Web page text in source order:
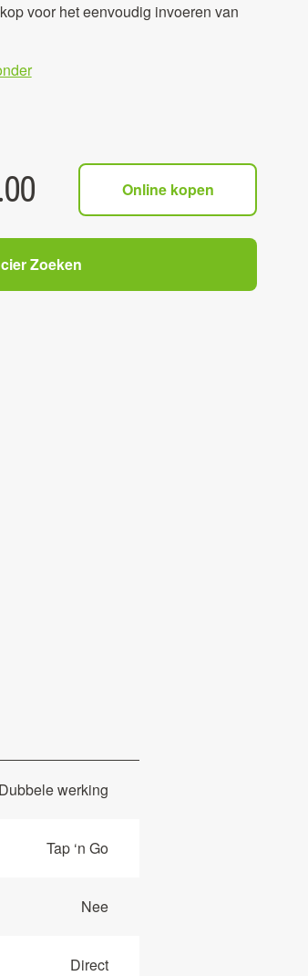
voor het eenvoudig invoeren van
Online kopen
Zoeken
Dubbele werking
Tap ‘n Go
Nee
Direct